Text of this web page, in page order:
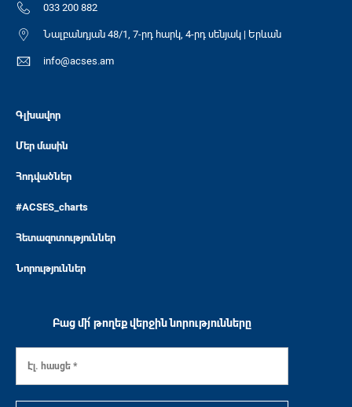
033 200 882
Նալբանդյան 48/1, 7-րդ հարկ, 4-րդ սենյակ | Երևան
info@acses.am
Գլխավոր
Մեր մասին
Հոդվածներ
#ACSES_charts
Հետազոտություններ
Նորություններ
Բաց մի՛ թողեք վերջին նորությունները